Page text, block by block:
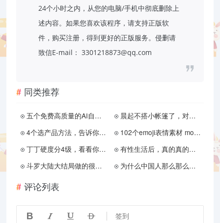
24个小时之内，从您的电脑/手机中彻底删除上
述内容。如果您喜欢该程序，请支持正版软
件，购买注册，得到更好的正版服务。侵删请
致信E-mail： 3301218873@qq.com
同类推荐
五个免费高质量的AI自动抠图工具网站
晨起不搭小帐篷了，对男性意味着什么？会影响性能力吗？
4个选产品方法，告诉你如何选好产品
102个emoji表情素材 mov格式 带通道
丁丁硬度分4级，看看你是什么水平？
有性生活后，真的真的真的不建议你买的6个东西！（推荐收藏）
斗罗大陆大结局做的很烂？收尾剧情远超小说，唐三小舞大婚好评
为什么中国人那么那么那么爱唱KTV啊？
评论列表
    签到